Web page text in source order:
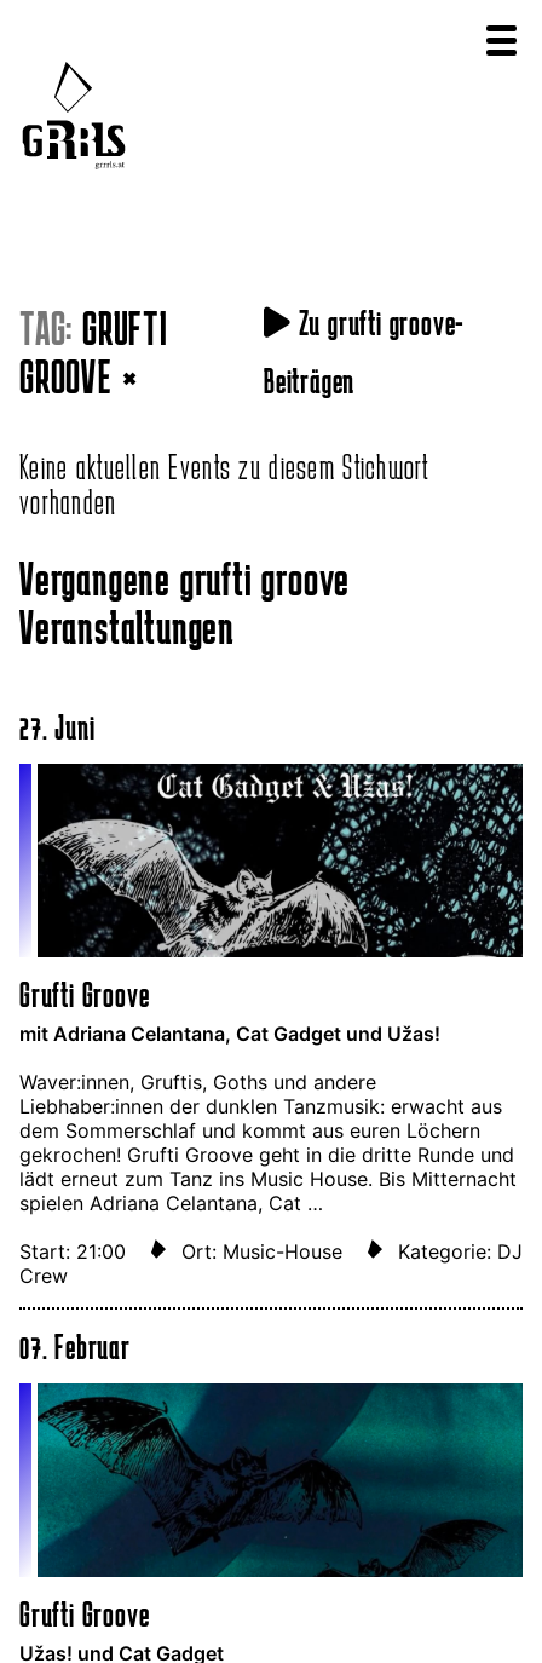
TAG: GRUFTI
GROOVE ×
Zu grufti groove-
Beiträgen
Keine aktuellen Events zu diesem Stichwort
vorhanden
Vergangene grufti groove
Veranstaltungen
27. Juni
Grufti Groove
mit Adriana Celantana, Cat Gadget und Užas!
Waver:innen, Gruftis, Goths und andere
Liebhaber:innen der dunklen Tanzmusik: erwacht aus
dem Sommerschlaf und kommt aus euren Löchern
gekrochen! Grufti Groove geht in die dritte Runde und
lädt erneut zum Tanz ins Music House. Bis Mitternacht
spielen Adriana Celantana, Cat …
Start: 21:00 Ort: Music-House
Kategorie: DJ
Crew
07. Februar
Grufti Groove
Užas! und Cat Gadget